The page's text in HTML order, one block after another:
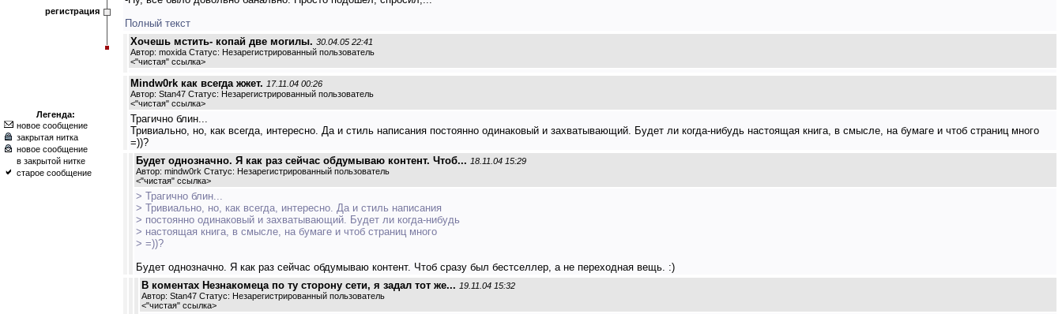
регистрация
Легенда:
новое сообщение
закрытая нитка
новое сообщение
в закрытой нитке
старое сообщение
Полный текст
Хочешь мстить- копай две могилы. 30.04.05 22:41
Автор: moxida Статус: Незарегистрированный пользователь
<"чистая" ссылка>
Mindw0rk как всегда жжет. 17.11.04 00:26
Автор: Stan47 Статус: Незарегистрированный пользователь
<"чистая" ссылка>
Трагично блин...
Тривиально, но, как всегда, интересно. Да и стиль написания постоянно одинаковый и захватывающий. Будет ли когда-нибудь настоящая книга, в смысле, на бумаге и чтоб страниц много
=))?
Будет однозначно. Я как раз сейчас обдумываю контент. Чтоб... 18.11.04 15:29
Автор: mindw0rk Статус: Незарегистрированный пользователь
<"чистая" ссылка>
> Трагично блин...
> Тривиально, но, как всегда, интересно. Да и стиль написания
> постоянно одинаковый и захватывающий. Будет ли когда-нибудь
> настоящая книга, в смысле, на бумаге и чтоб страниц много
> =))?
Будет однозначно. Я как раз сейчас обдумываю контент. Чтоб сразу был бестселлер, а не переходная вещь. :)
В коментах Незнакомеца по ту сторону сети, я задал тот же... 19.11.04 15:32
Автор: Stan47 Статус: Незарегистрированный пользователь
<"чистая" ссылка>